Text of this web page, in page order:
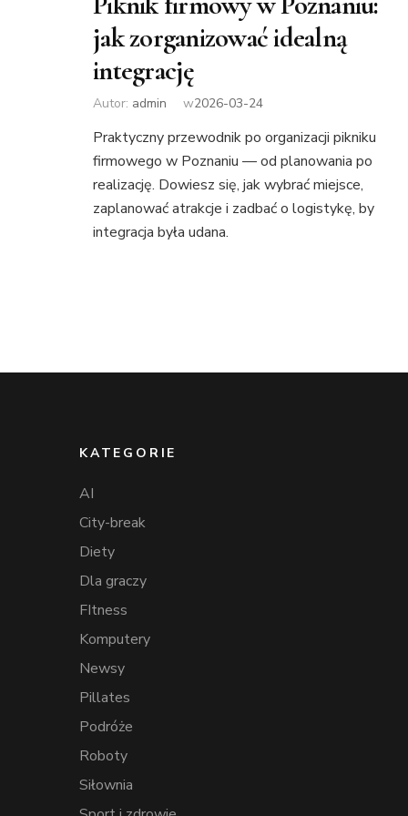
jak zorganizować idealną
integrację
Autor: admin w2026-03-24
Praktyczny przewodnik po organizacji pikniku
firmowego w Poznaniu — od planowania po
realizację. Dowiesz się, jak wybrać miejsce,
zaplanować atrakcje i zadbać o logistykę, by
integracja była udana.
KATEGORIE
AI
City-break
Diety
Dla graczy
FItness
Komputery
Newsy
Pillates
Podróże
Roboty
Siłownia